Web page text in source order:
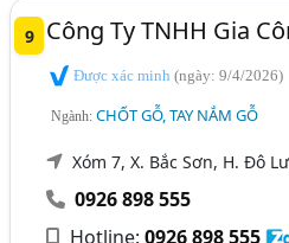
9 Công Ty TNHH Gia
Được xác minh(ngày: 9/4/2026)
Ngành:CHỐT GỖ, TAY NẮM GỖ
Xóm 7, X. Bắc Sơn, H. Đô
0926 898 555
Hotline:0926 898 555